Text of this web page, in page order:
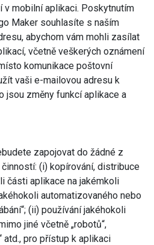
v mobilní aplikaci. Poskytnutím
Maker souhlasíte s naším
abychom vám mohli zasílat
včetně veškerých oznámení
komunikace poštovní
vaši e-mailovou adresu k
jsou změny funkcí aplikace a
zapojovat do žádné z
(i) kopírování, distribuce
části aplikace na jakémkoli
automatizovaného nebo
(ii) používání jakéhokoli
jiné včetně „robotů“,
atd., pro přístup k aplikaci